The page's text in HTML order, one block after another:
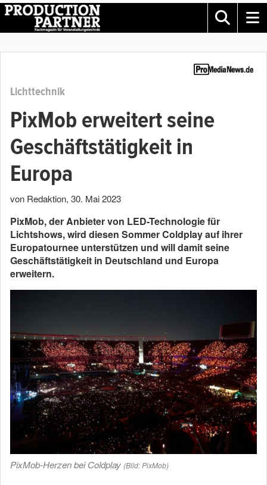
Lichttechnik
PixMob erweitert seine
Geschäftstätigkeit in
Europa
von Redaktion, 30. Mai 2023
PixMob, der Anbieter von LED-Technologie für
Lichtshows, wird diesen Sommer Coldplay auf ihrer
Europatournee unterstützen und will damit seine
Geschäftstätigkeit in Deutschland und Europa
erweitern.
PixMob-Herzen bei Coldplay (Bild: PixMob)